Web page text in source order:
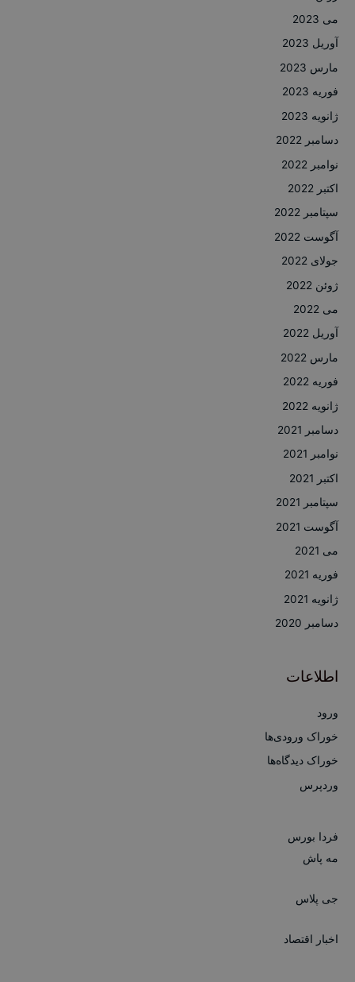
می 2023
آوریل 2023
مارس 2023
فوریه 2023
ژانویه 2023
دسامبر 2022
نوامبر 2022
اکتبر 2022
سپتامبر 2022
آگوست 2022
جولای 2022
ژوئن 2022
می 2022
آوریل 2022
مارس 2022
فوریه 2022
ژانویه 2022
دسامبر 2021
نوامبر 2021
اکتبر 2021
سپتامبر 2021
آگوست 2021
می 2021
فوریه 2021
ژانویه 2021
دسامبر 2020
اطلاعات
ورود
خوراک ورودی‌ها
خوراک دیدگاه‌ها
وردپرس
فردا بورس
مه پاش
جی پلاس
اخبار اقتصاد